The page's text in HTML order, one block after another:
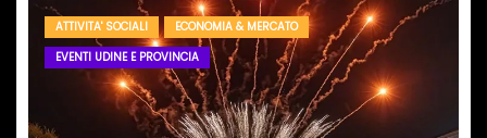
ATTIVITA' SOCIALI
ECONOMIA & MERCATO
EVENTI UDINE E PROVINCIA